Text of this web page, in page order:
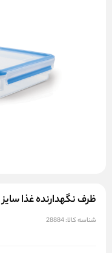
ظرف نگهدارنده غذا سایز 2/6 لیتری تفال tefal
شناسه کالا:28884